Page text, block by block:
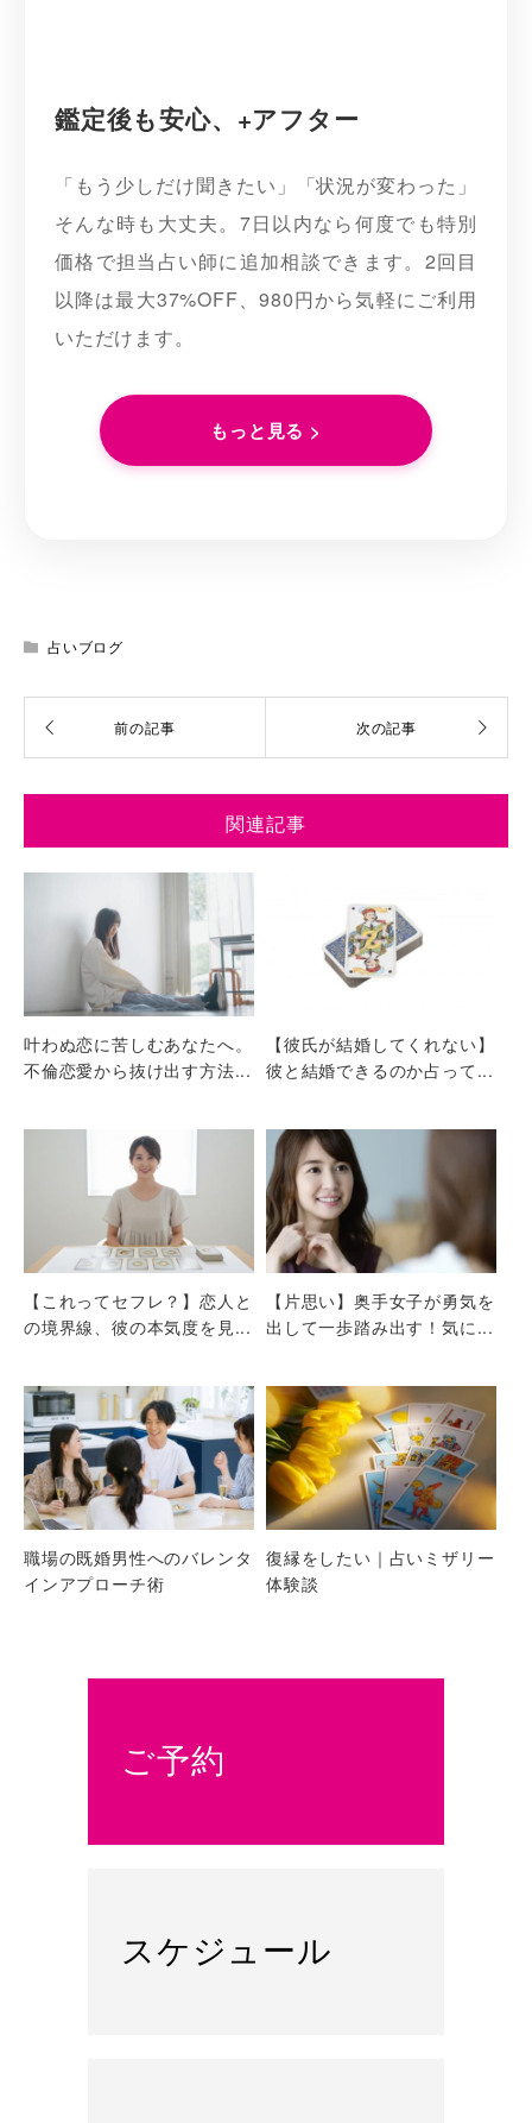
鑑定後も安心、+アフター
「もう少しだけ聞きたい」「状況が変わった」
そんな時も大丈夫。7日以内なら何度でも特別
価格で担当占い師に追加相談できます。2回目
以降は最大37%OFF、980円から気軽にご利用
いただけます。
もっと見る >
占いブログ
関連記事
叶わぬ恋に苦しむあなたへ。
不倫恋愛から抜け出す方法...
【彼氏が結婚してくれない】
彼と結婚できるのか占って...
【これってセフレ？】恋人と
の境界線、彼の本気度を見...
【片思い】奥手女子が勇気を
出して一歩踏み出す！気に...
職場の既婚男性へのバレンタ
インアプローチ術
復縁をしたい｜占いミザリー
体験談
ご予約
スケジュール